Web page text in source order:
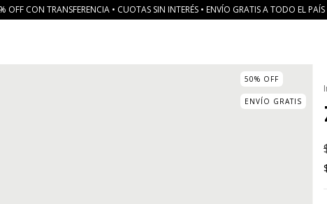
OFF CON TRANSFERENCIA • CUOTAS SIN INTERÉS • ENVÍO GRATIS A TODO EL PAÍS
50% OFF
ENVÍO GRATIS